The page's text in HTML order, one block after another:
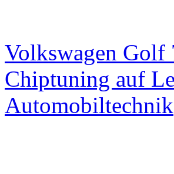
Volkswagen
Chiptuning auf
Automobiltechnik